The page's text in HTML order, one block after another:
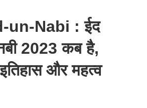
un-Nabi : ईद
2023 कब है,
और महत्व